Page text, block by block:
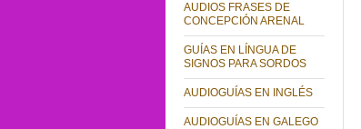
AUDIOS FRASES DE
CONCEPCIÓN ARENAL
GUÍAS EN LÍNGUA DE
SIGNOS PARA SORDOS
AUDIOGUÍAS EN INGLÉS
AUDIOGUÍAS EN GALEGO